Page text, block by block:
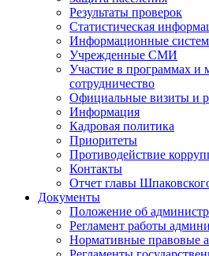
Результаты проверок
Статистическая
Информационные
Учрежденные СМИ
Участие в программах и
сотрудничество
Официальные визиты и
Информация
Кадровая политика
Приоритеты
Противодействие
Контакты
Отчет главы
Документы
Положение об
Регламент работы
Нормативные правовые